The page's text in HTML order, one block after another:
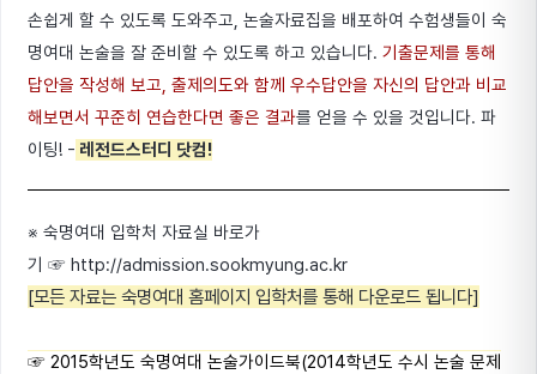
손쉽게 할 수 있도록 도와주고, 논술자료집을 배포하여 수험생들이 숙
명여대 논술을 잘 준비할 수 있도록 하고 있습니다. 기출문제를 통해
답안을 작성해 보고, 출제의도와 함께 우수답안을 자신의 답안과 비교
해보면서 꾸준히 연습한다면 좋은 결과를 얻을 수 있을 것입니다. 파
이팅! - 레전드스터디 닷컴!
※ 숙명여대 입학처 자료실 바로가
기 ☞ http://admission.sookmyung.ac.kr
[모든 자료는 숙명여대 홈페이지 입학처를 통해 다운로드 됩니다]
☞ 2015학년도 숙명여대 논술가이드북(2014학년도 수시 논술 문제